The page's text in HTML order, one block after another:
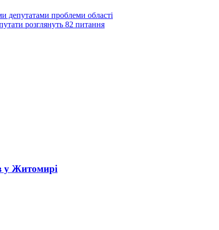
депутатами проблеми області
розглянуть 82 питання
у Житомирі